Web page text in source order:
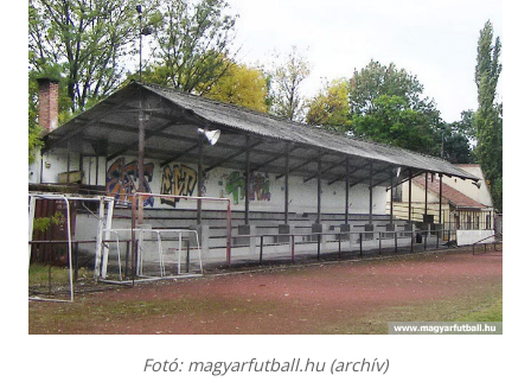
Fotó: magyarfutball.hu (archív)